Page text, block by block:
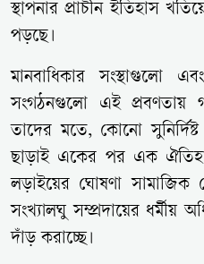
স্থাপনার প্রাচীন ইতিহাস
পড়ছে।
মানবাধিকার সংস্থাগুলো
সংগঠনগুলো এই প্রবণতায়
তাদের মতে, কোনো
ছাড়াই একের পর এক
লড়াইয়ের ঘোষণা সামাজিক
সংখ্যালঘু সম্প্রদায়ের ধর্মীয়
দাঁড় করাচ্ছে।